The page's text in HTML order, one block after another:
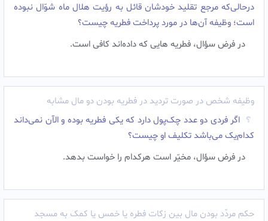
درحالی‌که مرجع تقلید خودشان قائل به رؤیت هلال ماه شوّال نبوده
است؛ وظیفه آن‌ها در مورد پرداخت فطریه چیست؟
در فرض سؤال، فطریه هایی که داده‌اند کافی است.
وظیفه شخص در صورت تردید در فطریه بودن دو مال مشابه
اگر فردی دو عدد چک‌پول دارد که یکی فطریه بوده و الآن نمی‌داند
کدام‌یک می‌باشد تکلیف او چیست؟
در فرض سؤال، مخیّر است هرکدام را خواست بدهد.
حکم مردّد بودن مال بین زکات فطره یا خمس یا کمک به مسجد